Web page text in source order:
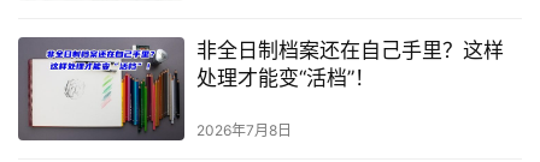
非全日制档案还在自己手里？这样
处理才能变“活档”！
2026年7月8日